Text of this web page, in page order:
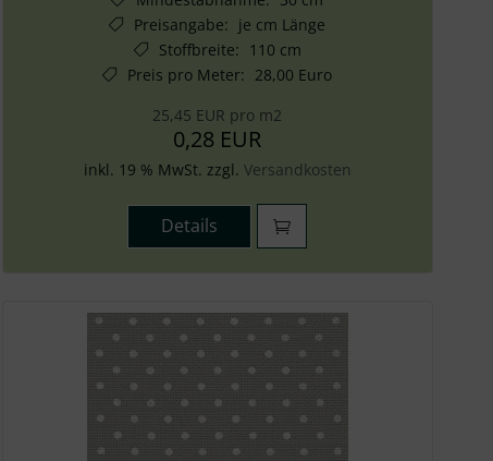
Preisangabe: je cm Länge
Stoffbreite: 110 cm
Preis pro Meter: 28,00 Euro
25,45 EUR pro m2
0,28 EUR
inkl. 19 % MwSt. zzgl. Versandkosten
Details